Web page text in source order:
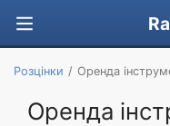
Розцінки Оренда
Оренда